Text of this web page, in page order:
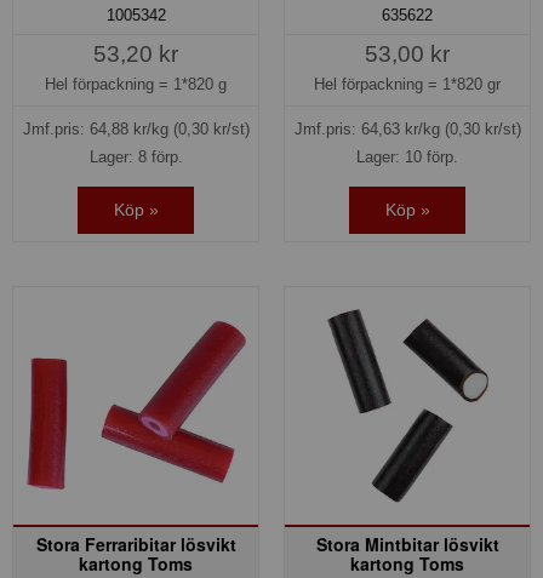
1005342
53,20 kr
Hel förpackning = 1*820 g
Jmf.pris: 64,88kr/kg (0,30 kr/st)
Lager: 8 förp.
Köp »
635622
53,00 kr
Hel förpackning = 1*820 gr
Jmf.pris: 64,63kr/kg (0,30 kr/st)
Lager: 10 förp.
Köp »
Stora Ferraribitar lösvikt
kartong Toms
Stora Mintbitar lösvikt
kartong Toms